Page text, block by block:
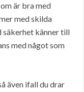
är bra med
med skilda
säkerhet känner till
med något som
även ifall du drar